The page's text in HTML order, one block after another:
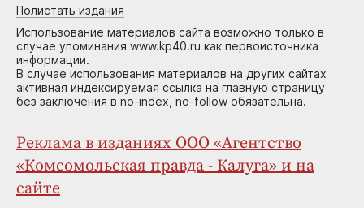
Полистать издания
Использование материалов сайта возможно только в
случае упоминания www.kp40.ru как первоисточника
информации.
В случае использования материалов на других сайтах
активная индексируемая ссылка на главную страницу
без заключения в no-index, no-follow обязательна.
Реклама в изданиях ООО «Агентство
«Комсомольская правда - Калуга» и на
сайте